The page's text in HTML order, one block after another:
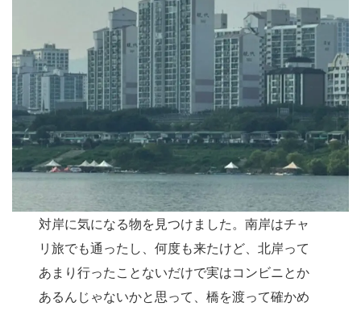
対岸に気になる物を見つけました。南岸はチャ
リ旅でも通ったし、何度も来たけど、北岸って
あまり行ったことないだけで実はコンビニとか
あるんじゃないかと思って、橋を渡って確かめ